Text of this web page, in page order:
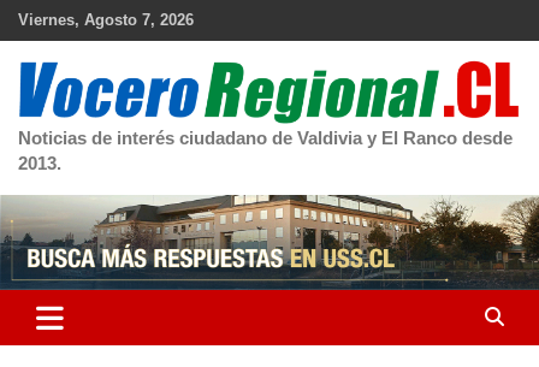
Skip
Viernes, Agosto 7, 2026
Noticias de interés ciudadano de Valdivia y El Ranco desde
2013.